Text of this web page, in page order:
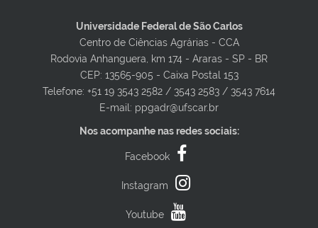
Universidade Federal de São Carlos
Centro de Ciências Agrárias - CCA
Rodovia Anhanguera, km 174 - Araras - SP - BR
CEP: 13565-905 - Caixa Postal 153
Telefone: +51 19 3543 2582 / 3543 2583 / 3543 7614
E-mail: ppgadr@ufscar.br
Nos acompanhe nas redes sociais:
Facebook
Instagram
Youtube